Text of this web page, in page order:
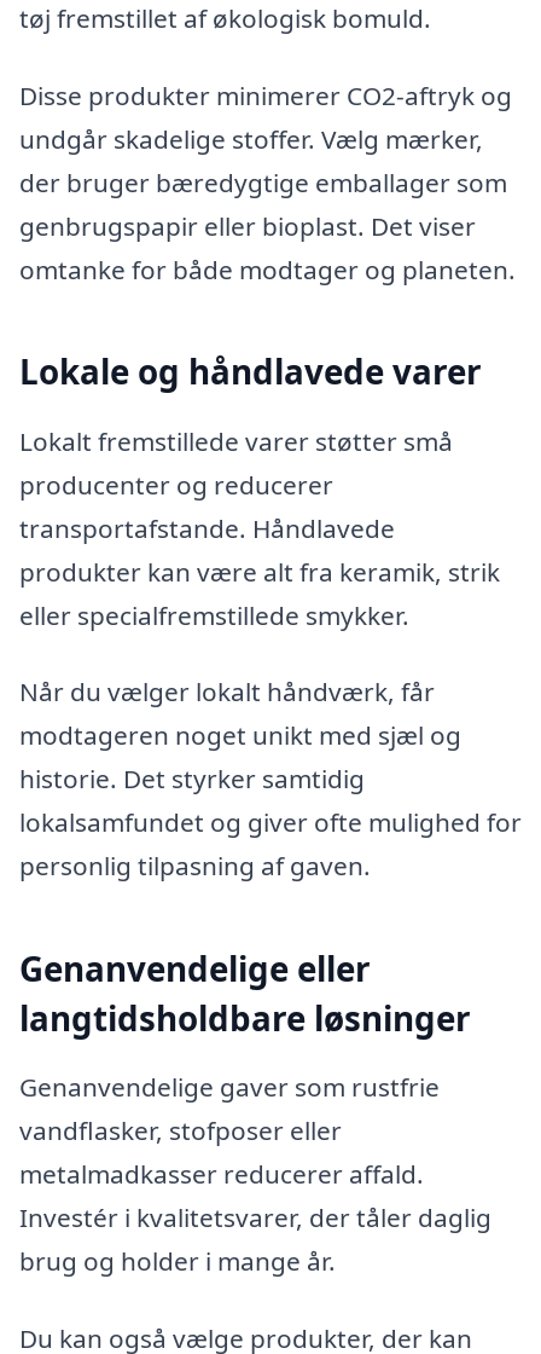
tøj fremstillet af økologisk bomuld.
Disse produkter minimerer CO2-aftryk og
undgår skadelige stoffer. Vælg mærker,
der bruger bæredygtige emballager som
genbrugspapir eller bioplast. Det viser
omtanke for både modtager og planeten.
Lokale og håndlavede varer
Lokalt fremstillede varer støtter små
producenter og reducerer
transportafstande. Håndlavede
produkter kan være alt fra keramik, strik
eller specialfremstillede smykker.
Når du vælger lokalt håndværk, får
modtageren noget unikt med sjæl og
historie. Det styrker samtidig
lokalsamfundet og giver ofte mulighed for
personlig tilpasning af gaven.
Genanvendelige eller
langtidsholdbare løsninger
Genanvendelige gaver som rustfrie
vandflasker, stofposer eller
metalmadkasser reducerer affald.
Investér i kvalitetsvarer, der tåler daglig
brug og holder i mange år.
Du kan også vælge produkter, der kan